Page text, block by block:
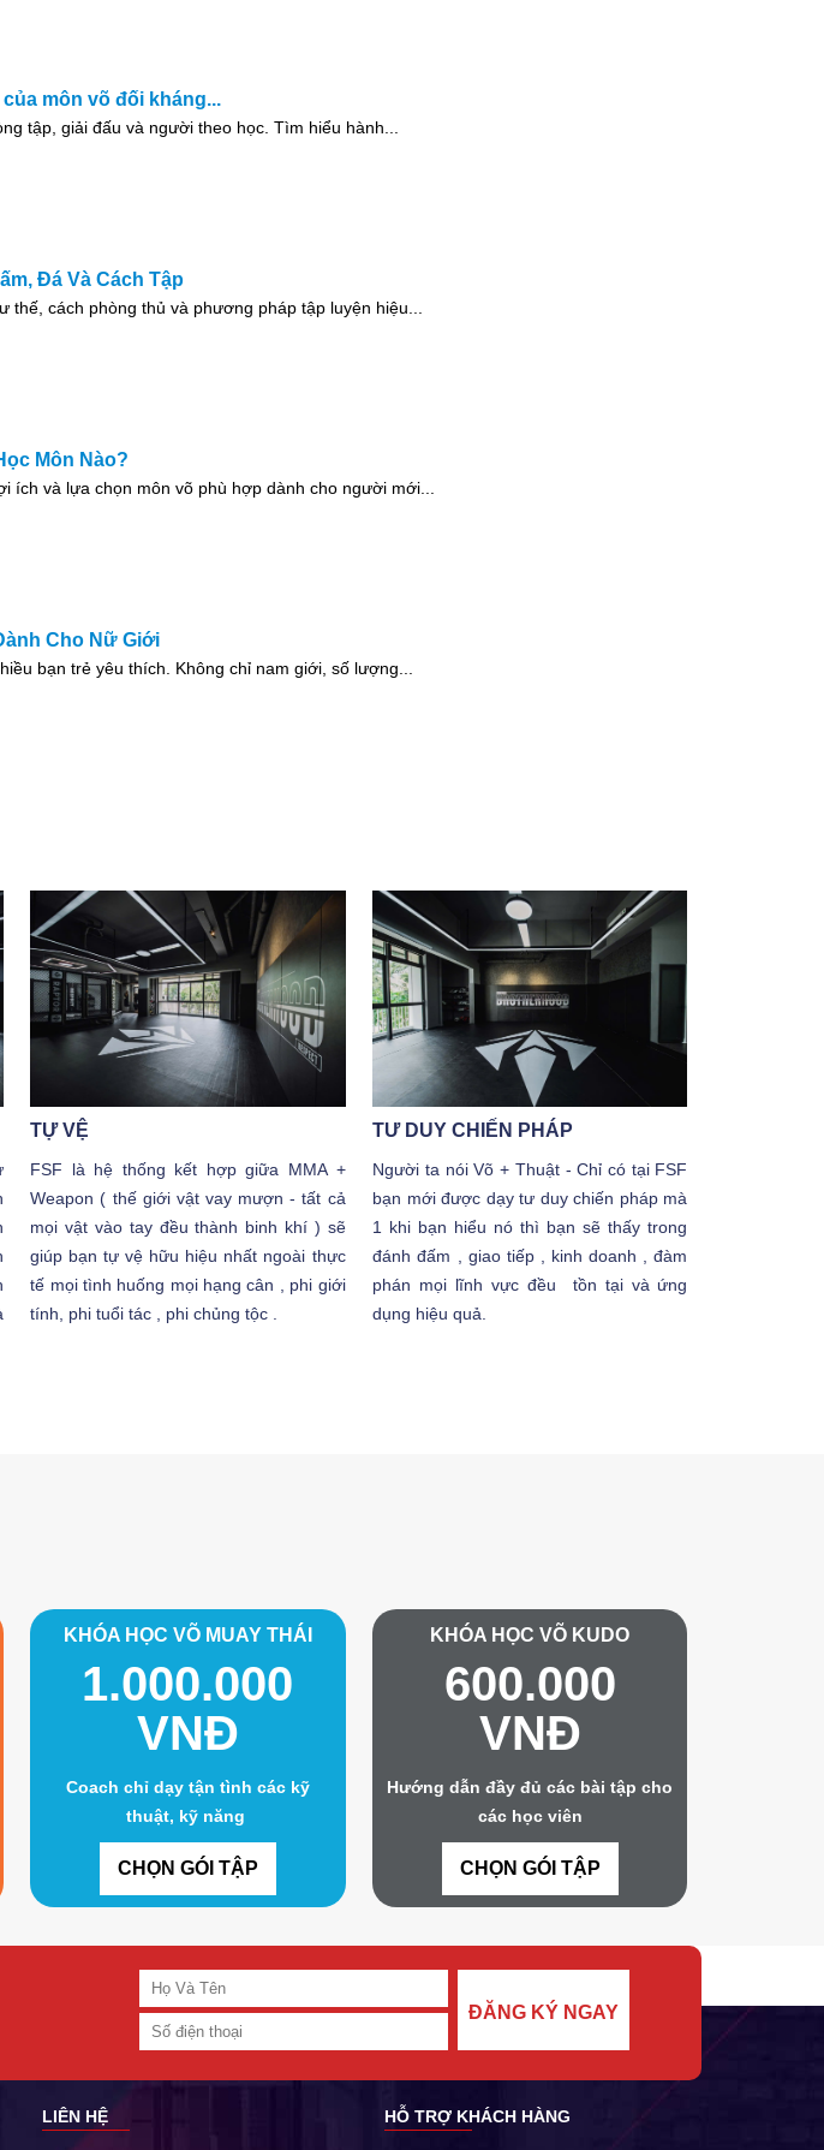
môn võ đối kháng...
tập, giải đấu và người theo học. Tìm hiểu hành...
Đá Và Cách Tập
cách phòng thủ và phương pháp tập luyện hiệu...
Môn Nào?
ích và lựa chọn môn võ phù hợp dành cho người mới...
Cho Nữ Giới
bạn trẻ yêu thích. Không chỉ nam giới, số lượng...
TỰ VỆ
FSF là hệ thống kết hợp giữa MMA +
Weapon ( thế giới vật vay mượn - tất cả
mọi vật vào tay đều thành binh khí ) sẽ
giúp bạn tự vệ hữu hiệu nhất ngoài thực
tế mọi tình huống mọi hạng cân , phi giới
tính, phi tuổi tác , phi chủng tộc .
TƯ DUY CHIẾN PHÁP
Người ta nói Võ + Thuật - Chỉ có tại FSF
bạn mới được dạy tư duy chiến pháp mà
1 khi bạn hiểu nó thì bạn sẽ thấy trong
đánh đấm , giao tiếp , kinh doanh , đàm
phán mọi lĩnh vực đều tồn tại và ứng
dụng hiệu quả.
KHÓA HỌC VÕ MUAY THÁI
1.000.000
VNĐ
Coach chỉ dạy tận tình các kỹ
thuật, kỹ năng
CHỌN GÓI TẬP
KHÓA HỌC VÕ KUDO
600.000
VNĐ
Hướng dẫn đầy đủ các bài tập cho
các học viên
CHỌN GÓI TẬP
ĐĂNG KÝ NGAY
LIÊN HỆ HỖ TRỢ KHÁCH HÀNG